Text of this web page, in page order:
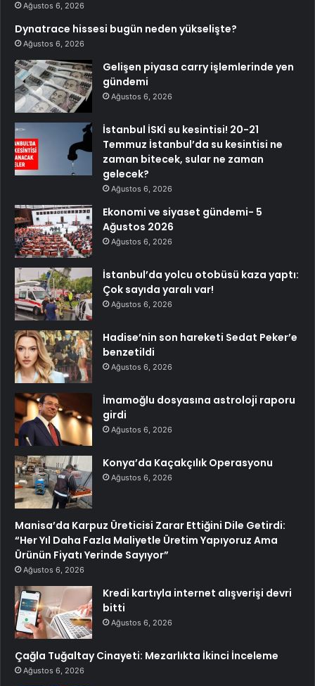
Ağustos 6, 2026
Dynatrace hissesi bugün neden yükselişte?
Ağustos 6, 2026
Gelişen piyasa carry işlemlerinde yen
gündemi
Ağustos 6, 2026
İstanbul İSKİ su kesintisi! 20-21
Temmuz İstanbul’da su kesintisi ne
zaman bitecek, sular ne zaman
gelecek?
Ağustos 6, 2026
Ekonomi ve siyaset gündemi- 5
Ağustos 2026
Ağustos 6, 2026
İstanbul’da yolcu otobüsü kaza yaptı:
Çok sayıda yaralı var!
Ağustos 6, 2026
Hadise’nin son hareketi Sedat Peker’e
benzetildi
Ağustos 6, 2026
İmamoğlu dosyasına astroloji raporu
girdi
Ağustos 6, 2026
Konya’da Kaçakçılık Operasyonu
Ağustos 6, 2026
Manisa’da Karpuz Üreticisi Zarar Ettiğini Dile Getirdi:
“Her Yıl Daha Fazla Maliyetle Üretim Yapıyoruz Ama
Ürünün Fiyatı Yerinde Sayıyor”
Ağustos 6, 2026
Kredi kartıyla internet alışverişi devri
bitti
Ağustos 6, 2026
Çağla Tuğaltay Cinayeti: Mezarlıkta İkinci İnceleme
Ağustos 6, 2026